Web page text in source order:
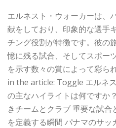
エルネスト・ウォーカーは、
献をしており、印象的な選手
チング役割が特徴です。彼の
憶に残る試合、そしてスポー
を示す数々の賞によって彩ら
in the article: Toggle エルネ
の主なハイライトは何ですか
きチームとクラブ 重要な試
を定義する瞬間 パナマのサ